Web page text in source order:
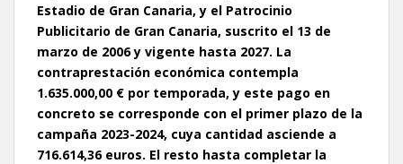
Estadio de Gran Canaria, y el Patrocinio
Publicitario de Gran Canaria, suscrito el 13 de
marzo de 2006 y vigente hasta 2027. La
contraprestación económica contempla
1.635.000,00 € por temporada, y este pago en
concreto se corresponde con el primer plazo de la
campaña 2023-2024, cuya cantidad asciende a
716.614,36 euros. El resto hasta completar la